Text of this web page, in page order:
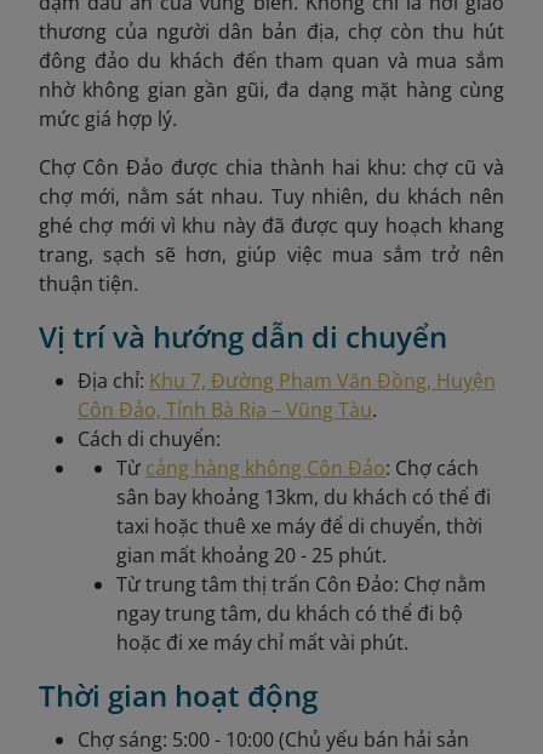
thương của người dân bản địa, chợ còn thu hút
đông đảo du khách đến tham quan và mua sắm
nhờ không gian gần gũi, đa dạng mặt hàng cùng
mức giá hợp lý.
Chợ Côn Đảo được chia thành hai khu: chợ cũ và
chợ mới, nằm sát nhau. Tuy nhiên, du khách nên
ghé chợ mới vì khu này đã được quy hoạch khang
trang, sạch sẽ hơn, giúp việc mua sắm trở nên
thuận tiện.
Vị trí và hướng dẫn di chuyển
Địa chỉ: Khu 7, Đường Phạm Văn Đồng, Huyện
Côn Đảo, Tỉnh Bà Rịa – Vũng Tàu.
Cách di chuyển:
Từ cảng hàng không Côn Đảo: Chợ cách
sân bay khoảng 13km, du khách có thể đi
taxi hoặc thuê xe máy để di chuyển, thời
gian mất khoảng 20 - 25 phút.
Từ trung tâm thị trấn Côn Đảo: Chợ nằm
ngay trung tâm, du khách có thể đi bộ
hoặc đi xe máy chỉ mất vài phút.
Thời gian hoạt động
Chợ sáng: 5:00 - 10:00 (Chủ yếu bán hải sản